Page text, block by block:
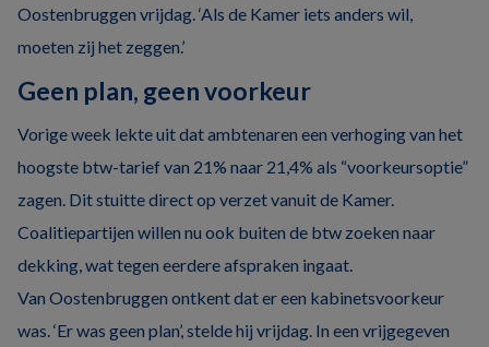
Oostenbruggen vrijdag. ‘Als de Kamer iets anders wil,
moeten zij het zeggen.’
Geen plan, geen voorkeur
Vorige week lekte uit dat ambtenaren een verhoging van het
hoogste btw-tarief van 21% naar 21,4% als “voorkeursoptie”
zagen. Dit stuitte direct op verzet vanuit de Kamer.
Coalitiepartijen willen nu ook buiten de btw zoeken naar
dekking, wat tegen eerdere afspraken ingaat.
Van Oostenbruggen ontkent dat er een kabinetsvoorkeur
was. ‘Er was geen plan’, stelde hij vrijdag. In een vrijgegeven